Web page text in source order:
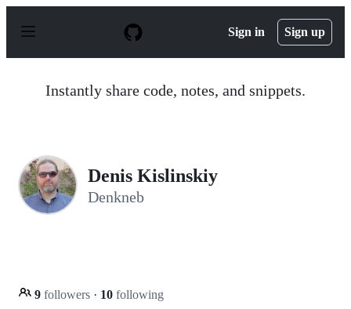
p
Sign in Sign up
Instantly share code, notes, and snippets.
Denis Kislinskiy
Denkneb
9 followers · 10 following